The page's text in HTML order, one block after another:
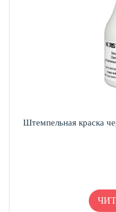
Штемпельная краска